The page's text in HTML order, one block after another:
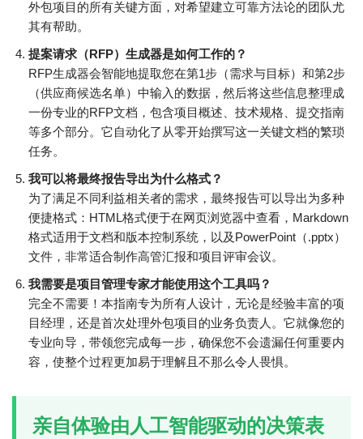
外包项目的所有关键方面，对希望建立可靠方法论的团队尤
其有帮助。
提案请求（RFP）生成器是如何工作的？
RFP生成器会智能地提取您在第1步（需求与目标）和第2步
（供应商候选名单）中输入的数据，然后将这些信息整理成
一份专业的RFP文档，包含项目概述、技术规格、提交指南
等多个部分。它自动化了从零开始撰写这一关键文档的繁琐
任务。
我可以将最终报告导出为什么格式？
为了满足不同利益相关者的需求，最终报告可以导出为多种
便捷格式：HTML格式便于在网页浏览器中查看，Markdown
格式适用于文档和版本控制系统，以及PowerPoint（.pptx）
文件，非常适合制作高管汇报和项目评审会议。
我需要是项目管理专家才能使用这个工具吗？
完全不需要！本指南专为所有人设计，无论是经验丰富的项
目经理，还是首次处理外包项目的业务负责人。它就像您的
专业向导，带领您完成每一步，确保您不会遗漏任何重要内
容，使整个过程更加易于理解且不那么令人畏惧。
亲自体验由人工智能驱动的决策表